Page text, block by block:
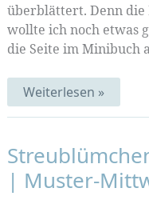
überblättert. Denn
wollte ich noch etwas
die Seite im Minibuch
Eierblumen
und
glänzende
Mustermittwoch
318
Weiterlesen »
| Muster-